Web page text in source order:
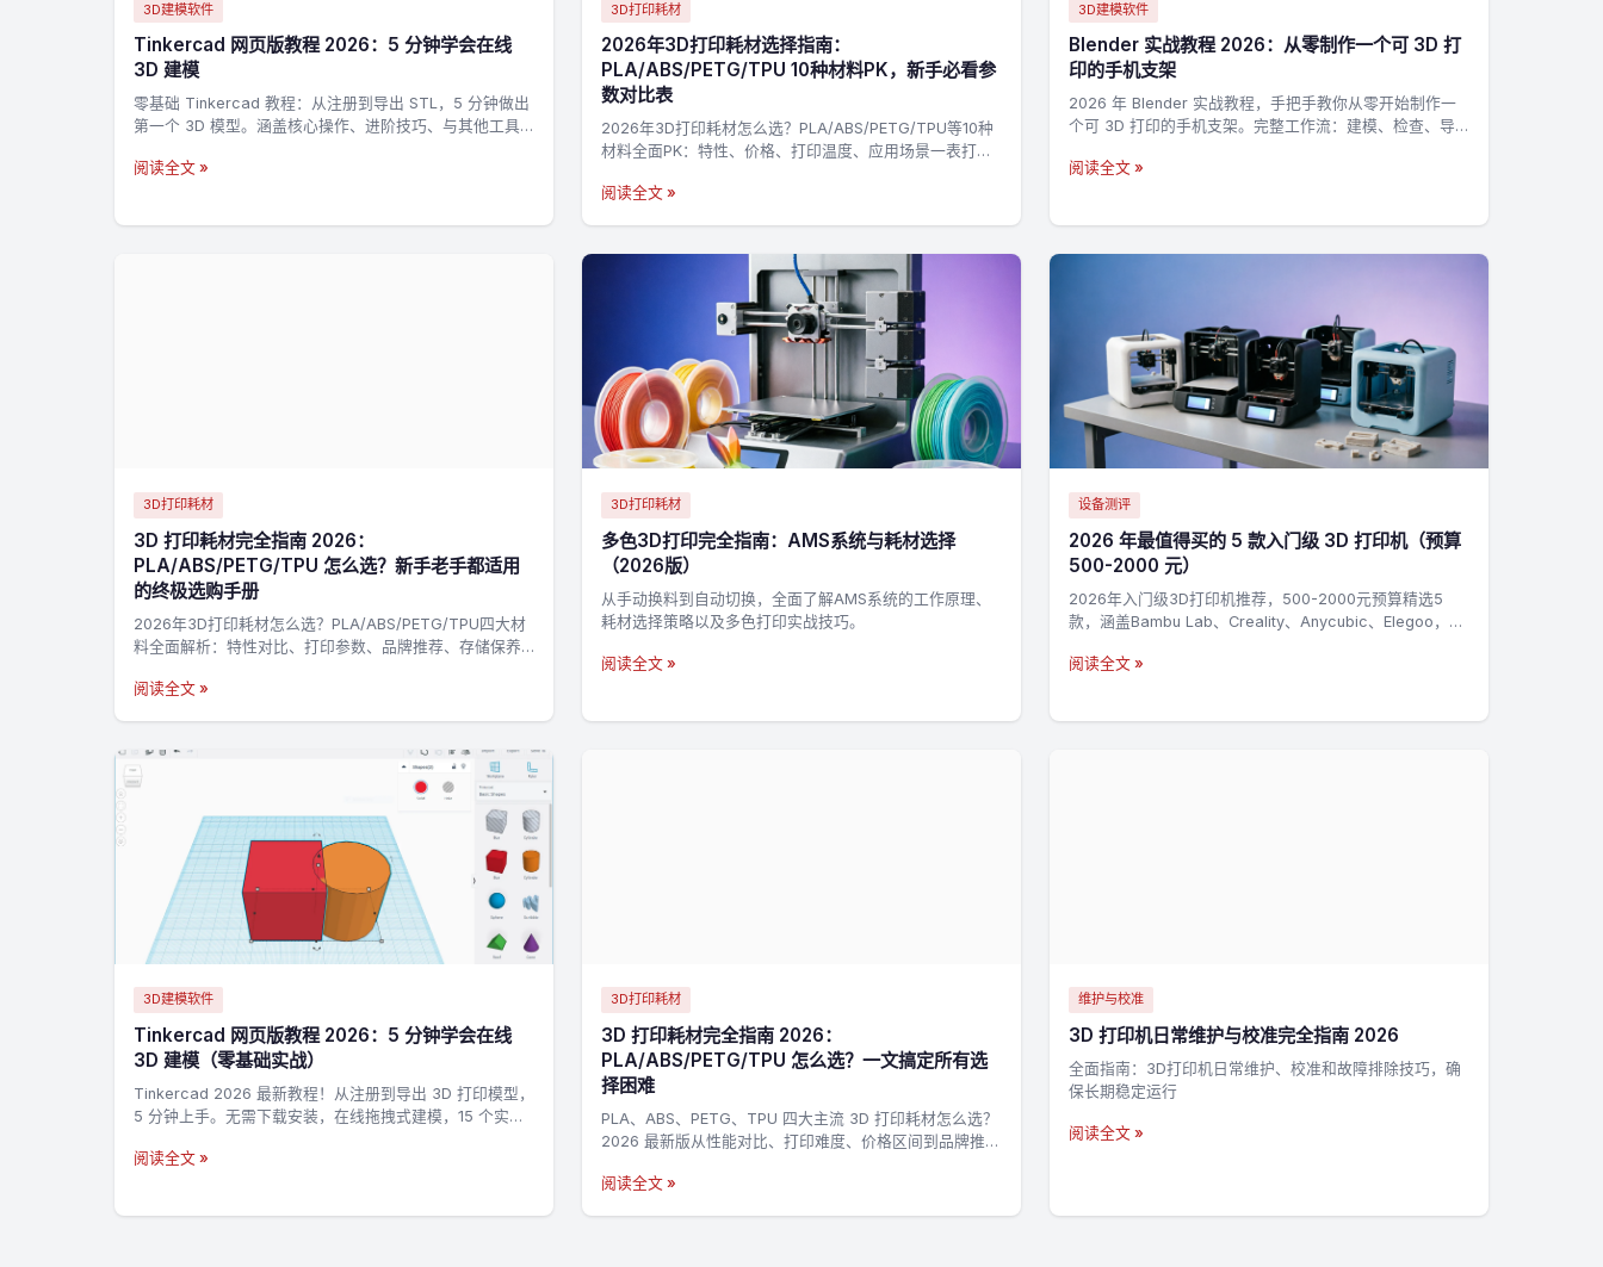
3D建模软件
Tinkercad 网页版教程 2026：5 分钟学会在线
3D 建模
零基础 Tinkercad 教程：从注册到导出 STL，5 分钟做出
第一个 3D 模型。涵盖核心操作、进阶技巧、与其他工具
阅读全文 »
3D打印耗材
2026年3D打印耗材选择指南：
PLA/ABS/PETG/TPU 10种材料PK，新手必看参
数对比表
2026年3D打印耗材怎么选？PLA/ABS/PETG/TPU等10种
材料全面PK：特性、价格、打印温度、应用场景一表打
阅读全文 »
3D建模软件
Blender 实战教程 2026：从零制作一个可 3D 打
印的手机支架
2026 年 Blender 实战教程，手把手教你从零开始制作一
个可 3D 打印的手机支架。完整工作流：建模、检查、导
阅读全文 »
3D打印耗材
3D 打印耗材完全指南 2026：
PLA/ABS/PETG/TPU 怎么选？新手老手都适用
的终极选购手册
2026年3D打印耗材怎么选？PLA/ABS/PETG/TPU四大材
料全面解析：特性对比、打印参数、品牌推荐、存储保养
阅读全文 »
3D打印耗材
多色3D打印完全指南：AMS系统与耗材选择
（2026版）
从手动换料到自动切换，全面了解AMS系统的工作原理、
耗材选择策略以及多色打印实战技巧。
阅读全文 »
设备测评
2026 年最值得买的 5 款入门级 3D 打印机（预算
500-2000 元）
2026年入门级3D打印机推荐，500-2000元预算精选5
款，涵盖Bambu Lab、Creality、Anycubic、Elegoo，新
阅读全文 »
3D建模软件
Tinkercad 网页版教程 2026：5 分钟学会在线
3D 建模（零基础实战）
Tinkercad 2026 最新教程！从注册到导出 3D 打印模型，
5 分钟上手。无需下载安装，在线拖拽式建模，15 个实战
型。
阅读全文 »
3D打印耗材
3D 打印耗材完全指南 2026：
PLA/ABS/PETG/TPU 怎么选？一文搞定所有选
择困难
PLA、ABS、PETG、TPU 四大主流 3D 打印耗材怎么选？
2026 最新版从性能对比、打印难度、价格区间到品牌推
阅读全文 »
维护与校准
3D 打印机日常维护与校准完全指南 2026
全面指南：3D打印机日常维护、校准和故障排除技巧，确
保长期稳定运行
阅读全文 »